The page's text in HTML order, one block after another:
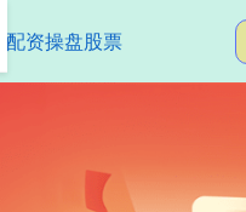
配资操盘股票